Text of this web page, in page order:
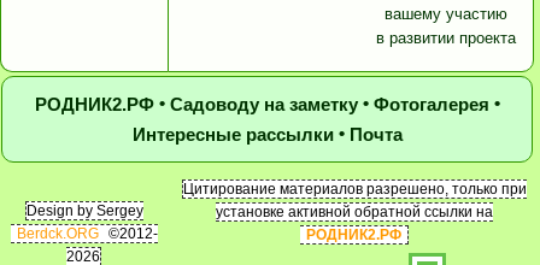
вашему участию
в развитии проекта
РОДНИК2.РФ • Садоводу на заметку• Фотогалерея •
Интересные рассылки• Почта
Design by Sergey
Berdck.ORG
©2012-
2026
Цитирование материалов разрешено, только при
установке активной обратной ссылки на
РОДНИК2.РФ